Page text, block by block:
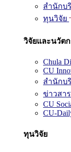
สำนักบ
ทุนวิจัย
วิจัยและนวัต
Chula
CU
สำนักบ
ข่าวสา
CU
CU-
ทุนวิจัย